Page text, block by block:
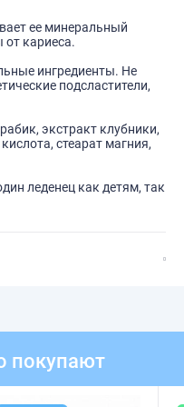
ее минеральный
кариеса.
ингредиенты. Не
подсластители,
экстракт клубники,
стеарат магния,
леденец как детям, так
покупают